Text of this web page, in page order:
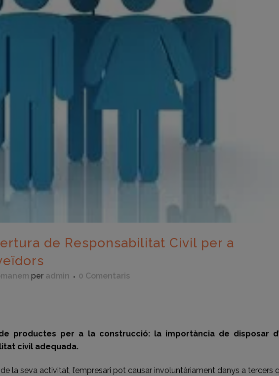
de Responsabilitat Civil per a
per admin 0 Comentaris
productes per a la construcció: la importància de disposar
civil adequada.
la seva activitat, l’empresari pot causar involuntàriament danys a tercers